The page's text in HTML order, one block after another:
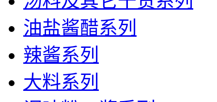
油盐酱醋系列
辣酱系列
大料系列